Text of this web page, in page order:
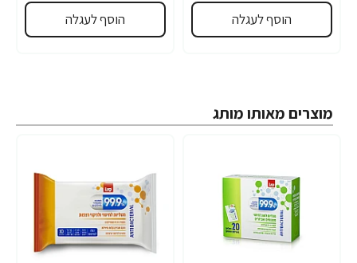
הוסף לעגלה הוסף לעגלה
מוצרים מאותו מותג